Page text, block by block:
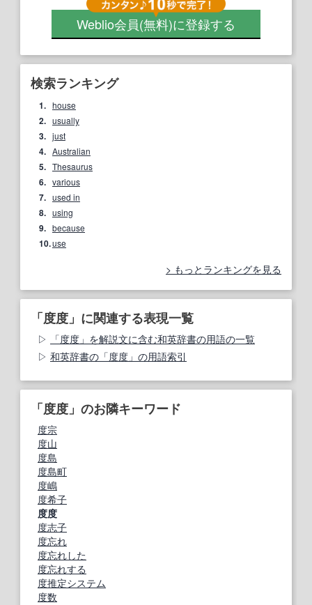
Weblio会員(無料)に登録する
検索ランキング
1. house
2. usually
3. just
4. Australian
5. Thesaurus
6. various
7. used in
8. using
9. because
10.use
もっとランキングを見る
「度度」に関連する表現一覧
「度度」を解説文に含む和英辞書の用語の一覧
和英辞書の「度度」の用語索引
「度度」のお隣キーワード
度宗
度山
度島
度島町
度嶋
度希子
度度
度志子
度忘れ
度忘れした
度忘れする
度推定システム
度数